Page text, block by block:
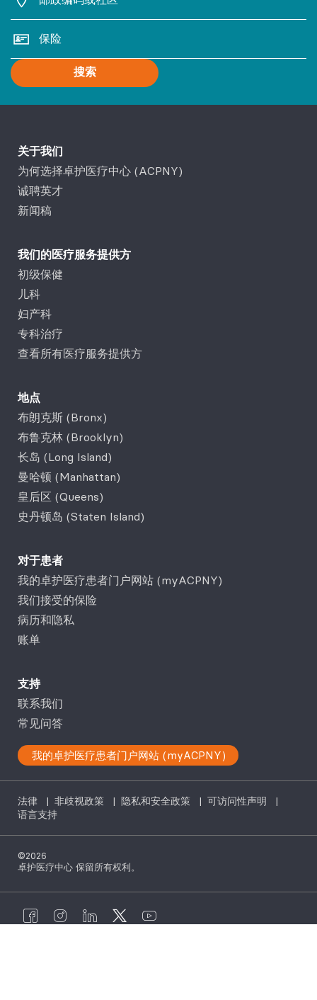
搜索
关于我们
为何选择卓护医疗中心 (ACPNY)
诚聘英才
新闻稿
我们的医疗服务提供方
初级保健
儿科
妇产科
专科治疗
查看所有医疗服务提供方
地点
布朗克斯 (Bronx)
布鲁克林 (Brooklyn)
长岛 (Long Island)
曼哈顿 (Manhattan)
皇后区 (Queens)
史丹顿岛 (Staten Island)
对于患者
我的卓护医疗患者门户网站 (myACPNY)
我们接受的保险
病历和隐私
账单
支持
联系我们
常见问答
我的卓护医疗患者门户网站 (myACPNY)
法律 | 非歧视政策 | 隐私和安全政策 | 可访问性声明
|
语言支持
©2026
卓护医疗中心 保留所有权利。